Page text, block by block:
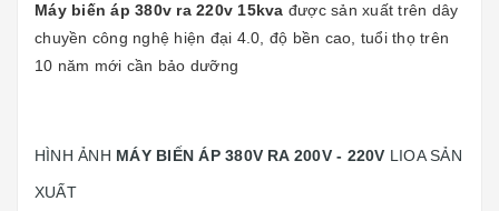
Máy biến áp 380v ra 220v 15kva được sản xuất trên dây
chuyền công nghệ hiện đại 4.0, độ bền cao, tuổi thọ trên
10 năm mới cần bảo dưỡng
HÌNH ẢNH MÁY BIẾN ÁP 380V RA 200V - 220V LIOA SẢN
XUẤT